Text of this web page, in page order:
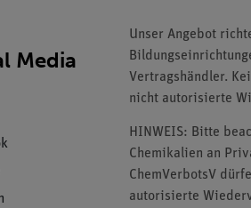
Media
Unser Angebot
Vertragshändler.
nicht autorisierte
HINWEIS: Bitte
Chemikalien an
ChemVerbotsV
autorisierte